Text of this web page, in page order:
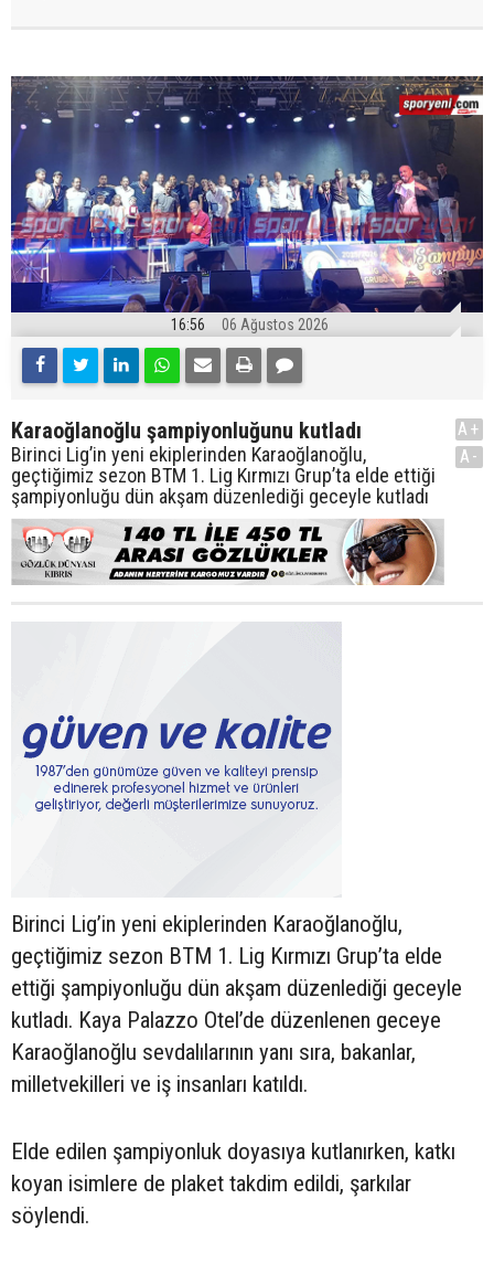
16:56 06 Ağustos 2026
Karaoğlanoğlu şampiyonluğunu kutladı
Birinci Lig’in yeni ekiplerinden Karaoğlanoğlu,
geçtiğimiz sezon BTM 1. Lig Kırmızı Grup’ta elde ettiği
şampiyonluğu dün akşam düzenlediği geceyle kutladı
A+
A-
Birinci Lig’in yeni ekiplerinden Karaoğlanoğlu,
geçtiğimiz sezon BTM 1. Lig Kırmızı Grup’ta elde
ettiği şampiyonluğu dün akşam düzenlediği geceyle
kutladı. Kaya Palazzo Otel’de düzenlenen geceye
Karaoğlanoğlu sevdalılarının yanı sıra, bakanlar,
milletvekilleri ve iş insanları katıldı.
Elde edilen şampiyonluk doyasıya kutlanırken, katkı
koyan isimlere de plaket takdim edildi, şarkılar
söylendi.